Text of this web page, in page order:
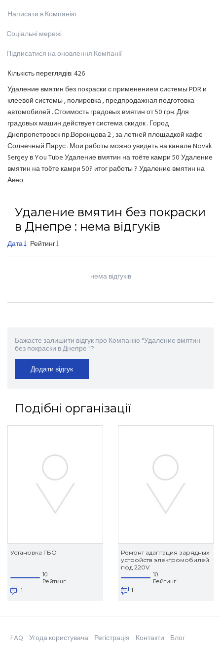
Написати в Компанію
Соціальні мережі
Підписатися на оновлення Компанії
Кількість переглядів:426
Удаление вмятин без покраски с применением системы PDR и
клеевой системы , полировка , предпродажная подготовка
автомобилей . Стоимость градовых вмятин от 50 грн. Для
градовых машин действует система скидок . Город
Днепропетровск пр.Воронцова 2 , за летней площадкой кафе
Солнечный Парус . Мои работы можно увидеть на канале Novak
Sergey в You Tube Удаление вмятин на тоёте камри 50 Удаление
вмятин на тоёте камри 50? итог работы ? Удаление вмятин на
Авео
Удаление вмятин без покраски
в Днепре : нема відгуків
Дата Рейтинг
нема відгуків
Бажаєте залишити відгук про Компанію "Удаление вмятин
без покраски в Днепре "?
Додати відгук
Подібні організації
Установка ГБО
10
Рейтинг
1
Ремонт адаптация зарядных
устройств электромобилей
под 220V
10
Рейтинг
1
FAQ Угода користувача Регістрація Контакти Блог